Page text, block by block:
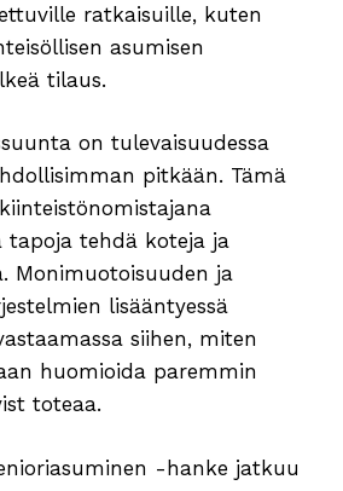
ratkaisuille, kuten
asumisen
tilaus.
on tulevaisuudessa
pitkään. Tämä
tapoja tehdä koteja ja
Monimuotoisuuden ja
lisääntyessä
siihen, miten
huomioida paremmin
toteaa.
-hanke jatkuu